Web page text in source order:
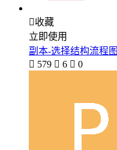
收藏
立即使用
副本-选择结构流程图
 579  6  0